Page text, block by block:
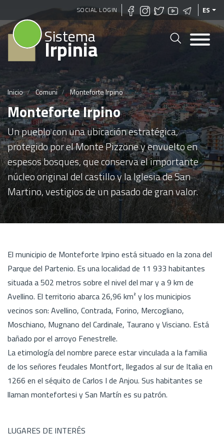
Pasar
al
contenido
SOCIAL LOGIN ES
Sistema
Irpinia
Inicio Comuni Monteforte Irpino
Monteforte Irpino
Un pueblo con una ubicación estratégica,
protegido por el Monte Pizzone y envuelto en
espesos bosques, que conserva el importante
núcleo original del castillo y la Iglesia de San
Martino, vestigios de un pasado de gran valor.
El municipio de Monteforte Irpino está situado en la zona del
Parque del Partenio. Es una localidad de 11 933 habitantes
situada a 502 metros sobre el nivel del mar y a 9 km de
Avellino. El territorio abarca 26,96 km² y los municipios
vecinos son: Avellino, Contrada, Forino, Mercogliano,
Moschiano, Mugnano del Cardinale, Taurano y Visciano. Está
bañado por el arroyo Fenestrelle.
La etimología del nombre parece estar vinculada a la familia
de los señores feudales Montfort, llegados al sur de Italia en
1266 en el séquito de Carlos I de Anjou. Sus habitantes se
llaman montefortesi y San Martín es su patrón.
LUGARES DE INTERÉS